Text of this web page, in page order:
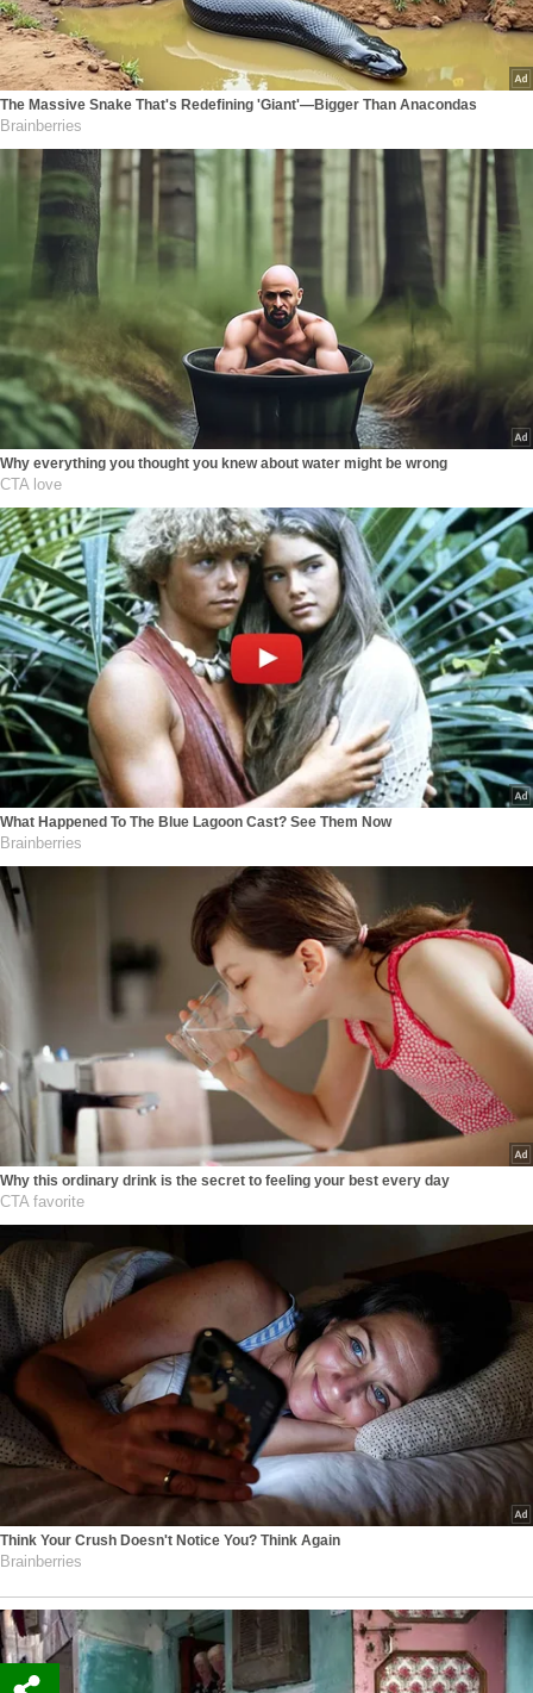
The Massive Snake That's Redefining 'Giant'—Bigger Than Anacondas
Brainberries
Why everything you thought you knew about water might be wrong
CTA love
What Happened To The Blue Lagoon Cast? See Them Now
Brainberries
Why this ordinary drink is the secret to feeling your best every day
CTA favorite
Think Your Crush Doesn't Notice You? Think Again
Brainberries